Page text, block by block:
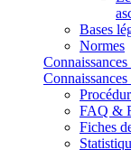
Bases
Normes
FAQ &
Fiches